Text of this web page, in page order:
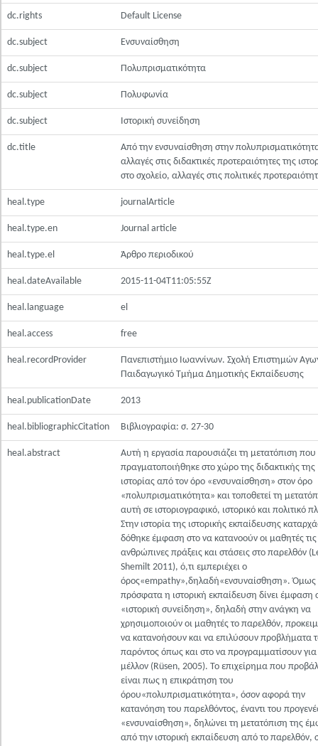
dc.rights Default License
dc.subject Ενσυναίσθηση
dc.subject Πολυπρισματικότητα
dc.subject Πολυφωνία
dc.subject Ιστορική συνείδηση
dc.title
Από την ενσυναίσθηση στην
αλλαγές στις διδακτικές προτεραιότητες της
στο σχολείο, αλλαγές στις πολιτικές
heal.type journalArticle
heal.type.en Journal article
heal.type.el Άρθρο περιοδικού
heal.dateAvailable 2015-11-04T11:05:55Z
heal.language el
heal.access free
heal.recordProvider
Πανεπιστήμιο Ιωαννίνων. Σχολή Επιστημών
Παιδαγωγικό Τμήμα Δημοτικής Εκπαίδευσης
heal.publicationDate 2013
heal.bibliographicCitation Βιβλιογραφία: σ. 27-30
heal.abstract
Αυτή η εργασία παρουσιάζει τη μετατόπιση που
πραγματοποιήθηκε στο χώρο της διδακτικής της
ιστορίας από τον όρο «ενσυναίσθηση» στον όρο
«πολυπρισματικότητα» και τοποθετεί τη
αυτή σε ιστοριογραφικό, ιστορικό και πολιτικό
Στην ιστορία της ιστορικής εκπαίδευσης
δόθηκε έμφαση στο να κατανοούν οι μαθητές τις
ανθρώπινες πράξεις και στάσεις στο παρελθόν
Shemilt 2011), ό,τι εμπεριέχει ο
όρος«empathy»,δηλαδή«ενσυναίσθηση». Όμως
πρόσφατα η ιστορική εκπαίδευση δίνει έμφαση
«ιστορική συνείδηση», δηλαδή στην ανάγκη να
χρησιμοποιούν οι μαθητές το παρελθόν,
να κατανοήσουν και να επιλύσουν προβλήματα
παρόντος όπως και στο να προγραμματίσουν για
μέλλον (Rüsen, 2005). Το επιχείρημα που
είναι πως η επικράτηση του
όρου«πολυπρισματικότητα», όσον αφορά την
κατανόηση του παρελθόντος, έναντι του
«ενσυναίσθηση», δηλώνει τη μετατόπιση της
από την ιστορική εκπαίδευση από το παρελθόν,